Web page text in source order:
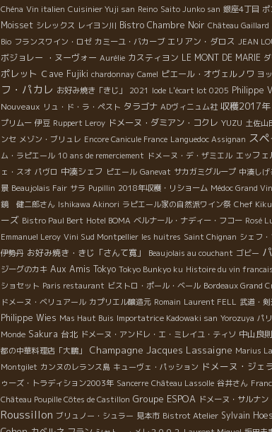
Chéna Vin italien Cuisinier Yuji san Reino Saito Junko san 銀座4丁目
Moisset シレックス レイヨン川 Bistro Chambre Noir Château Gaillard
Bio フランスワイン・ロゼ カミーユ・バカーブ エリアン・ダロス JEAN
ボジョレー ・ヌーヴォー Aurélie カスティヨン LE MONT DE MARIE
ポレット Ｃave Fujiki chardonnay Camel ピエール・オヴェルノワ ヨ
フ・パカレ お好み焼き「きじ」 2021 Iode L'écart lot 0205 Philippe
Nouveaux リュ・ド・ラ・ペスト タラゴナ ADヴィニュム社 収穫2017年
プリムー 伊豆 Ruppert Leroy ドメーヌ・ダミアン・コクレ YUZU 土佐山
ンセ メゾン・ブリュレ Encore Canicule France Languedoc Assignan ス
ム・ラピエール 10 ans de remerciement ドメーヌ・デ・ザミエル エッフェ
ェ・スオ パヴロ 中湊シェフ ピエール Ganevat サカガミグループ 中湊しげ
景 Beaujolais Fair サラ Pupillin 2018年収穫・リショーム Médoc Grand Vin
鏡 健二郎さん Ishikawa Akinori ラピエール家の自然派ワイン祭 Chef
ーズ Bistro Paul Bert Hotel BOMA ベルナール・ナディー・フコー Rosé
Emmanuel Leroy Vini Sud Montpellier les huitres Saint Chignan シェフ
伊勢丹 お好み焼き・きじ「さんて寛」 Beaujolais au couchant ゴビー
ジーグのカキ Aux Amis Tokyo Tokyo Bunkyo ku Histoire du vin francais
ショセット Paris restaurant ビストロ・ポール・ベール Bordeaux Grand
ドメーヌ・ベリュアール カプリエル醸造元 Romain Laurent FELL 武道・
Philippe Wies Mas Haut Buis Importatrice Kadowaki san Yorozuya パ
Monde Sakura 台北 ドメーヌ・アンドレ・エ・ミレイユ・ティソ 中山良
都の中華料理店「大鵬」
Champagne Jacques Lassaigne Marius
Montgilet カンヌのレランス島 キューヴェ・パッション ドメーヌ・ジェ
ゥーズ・トラディション2003年 Sancerre Château Lassolle 谷井さん
Château Poupille Côtes de Castillon Groupe ESPOA ドメーヌ・サルナン
Roussillon ブリュノー・シュラー 見本市 Bistrot Atelier Sylvain